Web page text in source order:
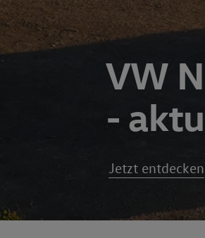
VW
-
Jetzt entdecken